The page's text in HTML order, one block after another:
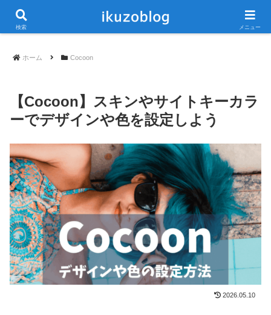
当ブログは広告が含まれています
ホーム Cocoon
【Cocoon】スキンやサイトキーカラ
ーでデザインや色を設定しよう
2026.05.10
検索 メニュー